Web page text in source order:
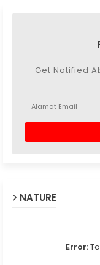
Get Notified
NATURE
Error: